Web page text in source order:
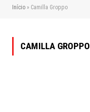
Início » Camilla Groppo
CAMILLA GROPPO